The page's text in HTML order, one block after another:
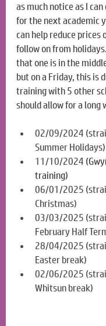
as much notice as I
for the next academic
can help reduce prices
follow on from
that one is in the
but on a Friday, this is
training with 5 other
should allow for a long
02/09/2024
Summer Holidays)
11/10/2024
training)
06/01/2025
Christmas)
03/03/2025
February Half
28/04/2025
Easter break)
02/06/2025
Whitsun break)